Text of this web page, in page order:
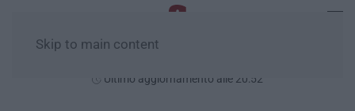
Skip to main content
Ultimo aggiornamento alle 20:52